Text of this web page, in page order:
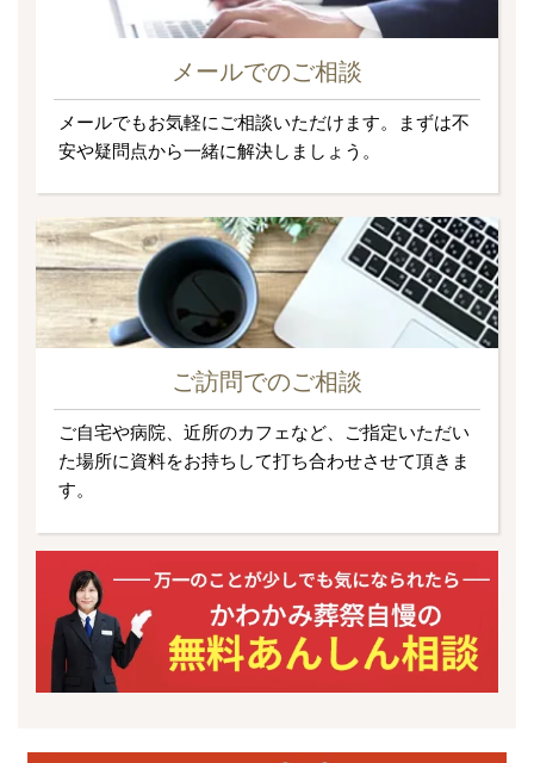
メールでのご相談
メールでもお気軽にご相談いただけます。まずは不
安や疑問点から一緒に解決しましょう。
ご訪問でのご相談
ご自宅や病院、近所のカフェなど、ご指定いただい
た場所に資料をお持ちして打ち合わせさせて頂きま
す。